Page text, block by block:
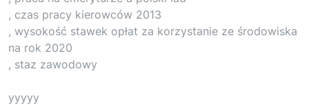
, czas pracy kierowców 2013
, wysokość stawek opłat za korzystanie ze środowiska
na rok 2020
, staz zawodowy
yyyyy